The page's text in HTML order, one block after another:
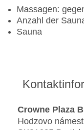
Massagen:
Anzahl der
Sauna
Crowne Plaza
Hodzovo